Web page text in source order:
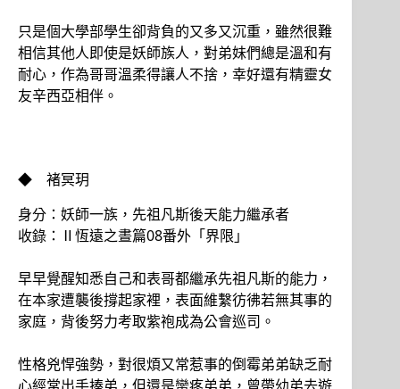
只是個大學部學生卻背負的又多又沉重，雖然很難
相信其他人即使是妖師族人，對弟妹們總是溫和有
耐心，作為哥哥溫柔得讓人不捨，幸好還有精靈女
友辛西亞相伴。
◆ 褚冥玥
身分：妖師一族，先祖凡斯後天能力繼承者
收錄：Ⅱ恆遠之晝篇08番外「界限」
早早覺醒知悉自己和表哥都繼承先祖凡斯的能力，
在本家遭襲後撐起家裡，表面維繫彷彿若無其事的
家庭，背後努力考取紫袍成為公會巡司。
性格兇悍強勢，對很煩又常惹事的倒霉弟弟缺乏耐